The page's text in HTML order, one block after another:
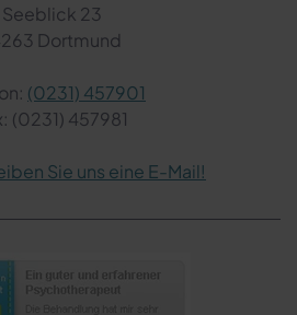
Seeblick 23
Dortmund
(0231) 457901
(0231) 457981
Sie uns eine E-Mail!